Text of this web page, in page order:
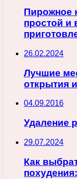
Пирожное
простой и
26.02.2024
Лучшие
открытия
04.09.2016
Удаление
29.07.2024
Как